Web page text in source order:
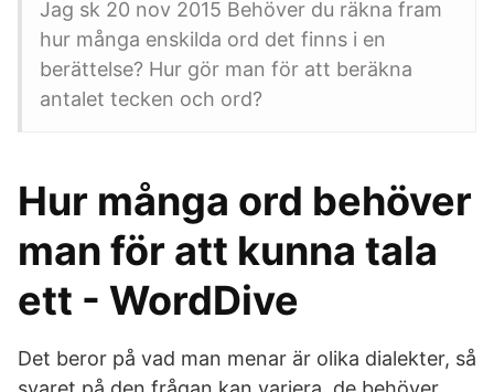
Jag sk 20 nov 2015 Behöver du räkna fram
hur många enskilda ord det finns i en
berättelse? Hur gör man för att beräkna
antalet tecken och ord?
Hur många ord behöver
man för att kunna tala
ett - WordDive
Det beror på vad man menar är olika dialekter, så